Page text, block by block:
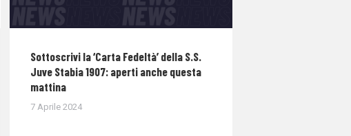
Sottoscrivi la ‘Carta Fedeltà’ della S.S.
Juve Stabia 1907: aperti anche questa
mattina
7 Aprile 2024